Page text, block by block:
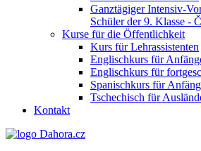
Ganztägiger Intensiv-
Schüler der 9. Klasse -
Kurse für die Öffentlichkeit
Kurs für Lehrassistenten
Englischkurs für
Englischkurs für
Spanischkurs für
Tschechisch für
Kontakt